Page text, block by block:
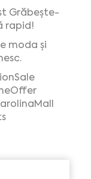
Grăbește-
rapid!
moda și